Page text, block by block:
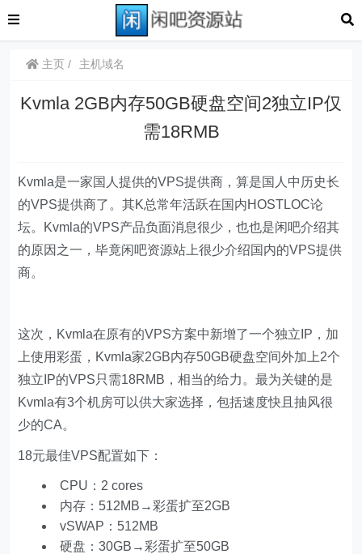
主页 主机域名
Kvmla 2GB内存50GB硬盘空间2独立IP仅
需18RMB
Kvmla是一家国人提供的VPS提供商，算是国人中历史长
的VPS提供商了。其K总常年活跃在国内HOSTLOC论
坛。Kvmla的VPS产品负面消息很少，也也是闲吧介绍其
的原因之一，毕竟闲吧资源站上很少介绍国内的VPS提供
商。
这次，Kvmla在原有的VPS方案中新增了一个独立IP，加
上使用彩蛋，Kvmla家2GB内存50GB硬盘空间外加上2个
独立IP的VPS只需18RMB，相当的给力。最为关键的是
Kvmla有3个机房可以供大家选择，包括速度快且抽风很
少的CA。
18元最佳VPS配置如下：
CPU：2 cores
内存：512MB→彩蛋扩至2GB
vSWAP：512MB
硬盘：30GB→彩蛋扩至50GB